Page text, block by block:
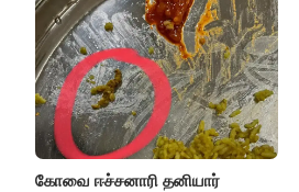
செய்தி!
கோவை ஈச்சனாரி தனியார்